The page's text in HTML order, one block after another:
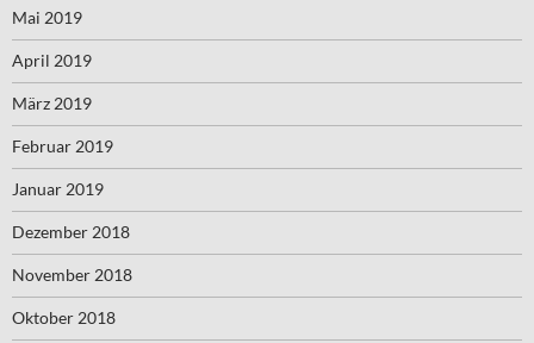
Mai 2019
April 2019
März 2019
Februar 2019
Januar 2019
Dezember 2018
November 2018
Oktober 2018